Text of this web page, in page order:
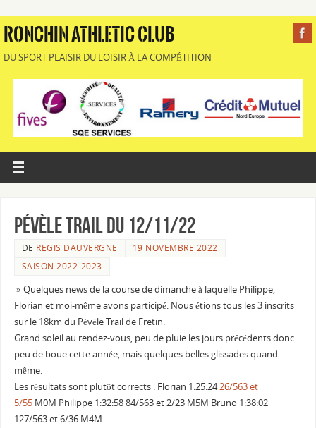
RONCHIN ATHLETIC CLUB
DU SPORT PLAISIR DU LOISIR À LA COMPÉTITION
Pévèle Trail du 12/11/22
DE REGIS DAUVERGNE
19 NOVEMBRE 2022
SAISON 2022-2023
» Quelques news de la course de dimanche à laquelle Philippe,
Florian et moi-même avons participé. Nous étions tous les 3 inscrits
sur le 18km du Pévèle Trail de Fretin.
Grand soleil au rendez-vous, peu de pluie les jours précédents donc
peu de boue cette année, mais quelques belles glissades quand
même.
Les résultats sont plutôt corrects : Florian 1:25:2426/563 et
5/55M0M Philippe 1:32:58 84/563 et 2/23 M5M Bruno 1:38:02
127/563 et 6/36 M4M.